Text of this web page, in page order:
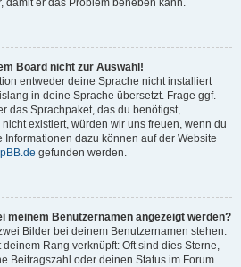
damit er das Problem beheben kann.
Board nicht zur Auswahl!
entweder deine Sprache nicht installiert
in deine Sprache übersetzt. Frage ggf.
das Sprachpaket, das du benötigst,
existiert, würden wir uns freuen, wenn du
Informationen dazu können auf der Website
gefunden werden.
meinem Benutzernamen angezeigt werden?
Bilder bei deinem Benutzernamen stehen.
Rang verknüpft: Oft sind dies Sterne,
Beitragszahl oder deinen Status im Forum